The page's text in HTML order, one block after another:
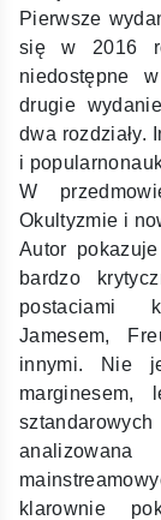
Pierwsze
się w 2016
niedostępne
drugie
dwa rozdziały.
i
W
Okultyzmie i
Autor
bardzo
postaciami
Jamesem,
innymi. Nie
marginesem,
klarownie